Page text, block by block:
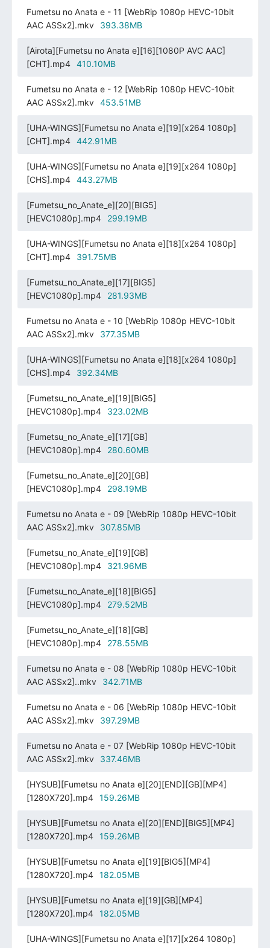
Fumetsu no Anata e - 11 [WebRip 1080p HEVC-10bit
AAC ASSx2].mkv
393.38MB
[Airota][Fumetsu no Anata e][16][1080P AVC AAC]
[CHT].mp4
410.10MB
Fumetsu no Anata e - 12 [WebRip 1080p HEVC-10bit
AAC ASSx2].mkv
453.51MB
[UHA-WINGS][Fumetsu no Anata e][19][x264 1080p]
[CHT].mp4
442.91MB
[UHA-WINGS][Fumetsu no Anata e][19][x264 1080p]
[CHS].mp4
443.27MB
[Fumetsu_no_Anate_e][20][BIG5]
[HEVC1080p].mp4
299.19MB
[UHA-WINGS][Fumetsu no Anata e][18][x264 1080p]
[CHT].mp4
391.75MB
[Fumetsu_no_Anate_e][17][BIG5]
[HEVC1080p].mp4
281.93MB
Fumetsu no Anata e - 10 [WebRip 1080p HEVC-10bit
AAC ASSx2].mkv
377.35MB
[UHA-WINGS][Fumetsu no Anata e][18][x264 1080p]
[CHS].mp4
392.34MB
[Fumetsu_no_Anate_e][19][BIG5]
[HEVC1080p].mp4
323.02MB
[Fumetsu_no_Anate_e][17][GB]
[HEVC1080p].mp4
280.60MB
[Fumetsu_no_Anate_e][20][GB]
[HEVC1080p].mp4
298.19MB
Fumetsu no Anata e - 09 [WebRip 1080p HEVC-10bit
AAC ASSx2].mkv
307.85MB
[Fumetsu_no_Anate_e][19][GB]
[HEVC1080p].mp4
321.96MB
[Fumetsu_no_Anate_e][18][BIG5]
[HEVC1080p].mp4
279.52MB
[Fumetsu_no_Anate_e][18][GB]
[HEVC1080p].mp4
278.55MB
Fumetsu no Anata e - 08 [WebRip 1080p HEVC-10bit
AAC ASSx2]..mkv
342.71MB
Fumetsu no Anata e - 06 [WebRip 1080p HEVC-10bit
AAC ASSx2].mkv
397.29MB
Fumetsu no Anata e - 07 [WebRip 1080p HEVC-10bit
AAC ASSx2].mkv
337.46MB
[HYSUB][Fumetsu no Anata e][20][END][GB][MP4]
[1280X720].mp4
159.26MB
[HYSUB][Fumetsu no Anata e][20][END][BIG5][MP4]
[1280X720].mp4
159.26MB
[HYSUB][Fumetsu no Anata e][19][BIG5][MP4]
[1280X720].mp4
182.05MB
[HYSUB][Fumetsu no Anata e][19][GB][MP4]
[1280X720].mp4
182.05MB
[UHA-WINGS][Fumetsu no Anata e][17][x264 1080p]